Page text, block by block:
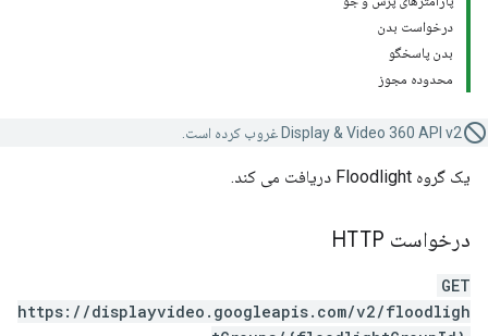
درخواست بدن
بدن پاسخگو
محدوده مجوز
Display & Video 360 API v2 غروب کرده است.
یک گروه Floodlight دریافت می کند.
درخواست HTTP
GET
https://displayvideo.googleapis.com/v2/floodligh